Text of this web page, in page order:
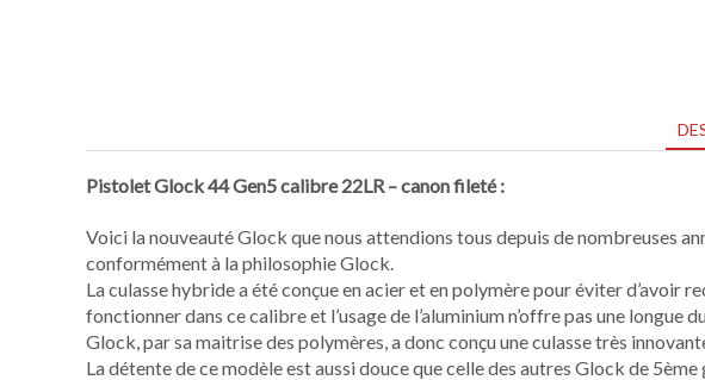
Pistolet Glock 44 Gen5 calibre 22LR – canon fileté :
Voici la nouveauté Glock que nous attendions tous depuis de nombreuses
conformément à la philosophie Glock.
La culasse hybride a été conçue en acier et en polymère pour éviter d’avoir
fonctionner dans ce calibre et l’usage de l’aluminium n’offre pas une
Glock, par sa maitrise des polymères, a donc conçu une culasse très
La détente de ce modèle est aussi douce que celle des autres Glock de